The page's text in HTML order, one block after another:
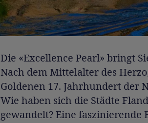
Die «Excellence Pearl» bringt
Nach dem Mittelalter des
Goldenen 17. Jahrhundert der
Wie haben sich die Städte
gewandelt? Eine faszinierende